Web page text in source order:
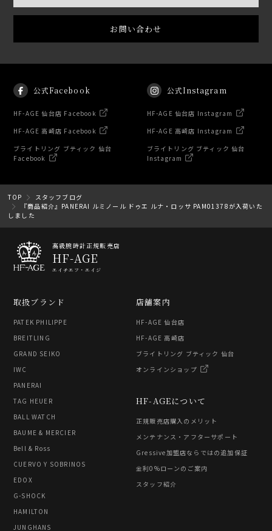
お問い合わせ
公式Facebook
HF-AGE 仙台店 Facebook
HF-AGE 高崎店 Facebook
ブライトリング ブティック 仙台
Facebook
公式Instagram
HF-AGE 仙台店 Instagram
HF-AGE 高崎店 Instagram
ブライトリング ブティック 仙台
Instagram
TOP
スタッフブログ
『商品紹介』PANERAI ルミノール ドゥエ ルナ・ロッサ PAM01378が入荷いた
しました
高級腕時計正規販売店
HF-AGE
エイチエフ・エイジ
取扱ブランド
PATEK PHILIPPE
BREITLING
GRAND SEIKO
IWC
PANERAI
TAG HEUER
BALL WATCH
BAUME & MERCIER
Bell & Ross
CUERVO Y SOBRINOS
EDOX
G-SHOCK
HAMILTON
JUNGHANS
HF-AGEについて
正規販売店購入のメリット
メンテナンス・アフターサポート
Gressive加盟店ならではの追加保証
金利0%ローンのご案内
スタッフ紹介
店舗案内
HF-AGE 仙台店
HF-AGE 高崎店
ブライトリング ブティック 仙台
オンラインショップ